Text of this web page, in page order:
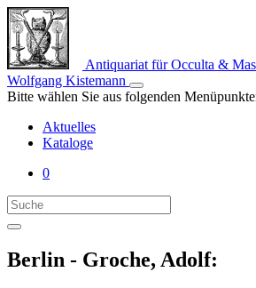
Antiquariat für Occulta &
Wolfgang Kistemann
Bitte wählen Sie aus folgenden
Aktuelles
Kataloge
0
Berlin - Groche, Adolf: